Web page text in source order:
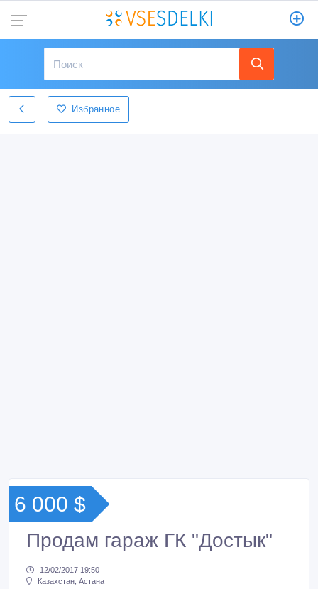
Избранное
6 000 $
Продам гараж ГК "Достык"
12/02/2017 19:50
Казахстан, Астана